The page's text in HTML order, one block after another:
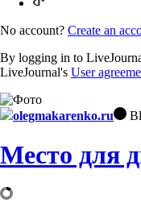
No account? Create an
By logging in to
LiveJournal's User
olegmakarenko.ru
Место для